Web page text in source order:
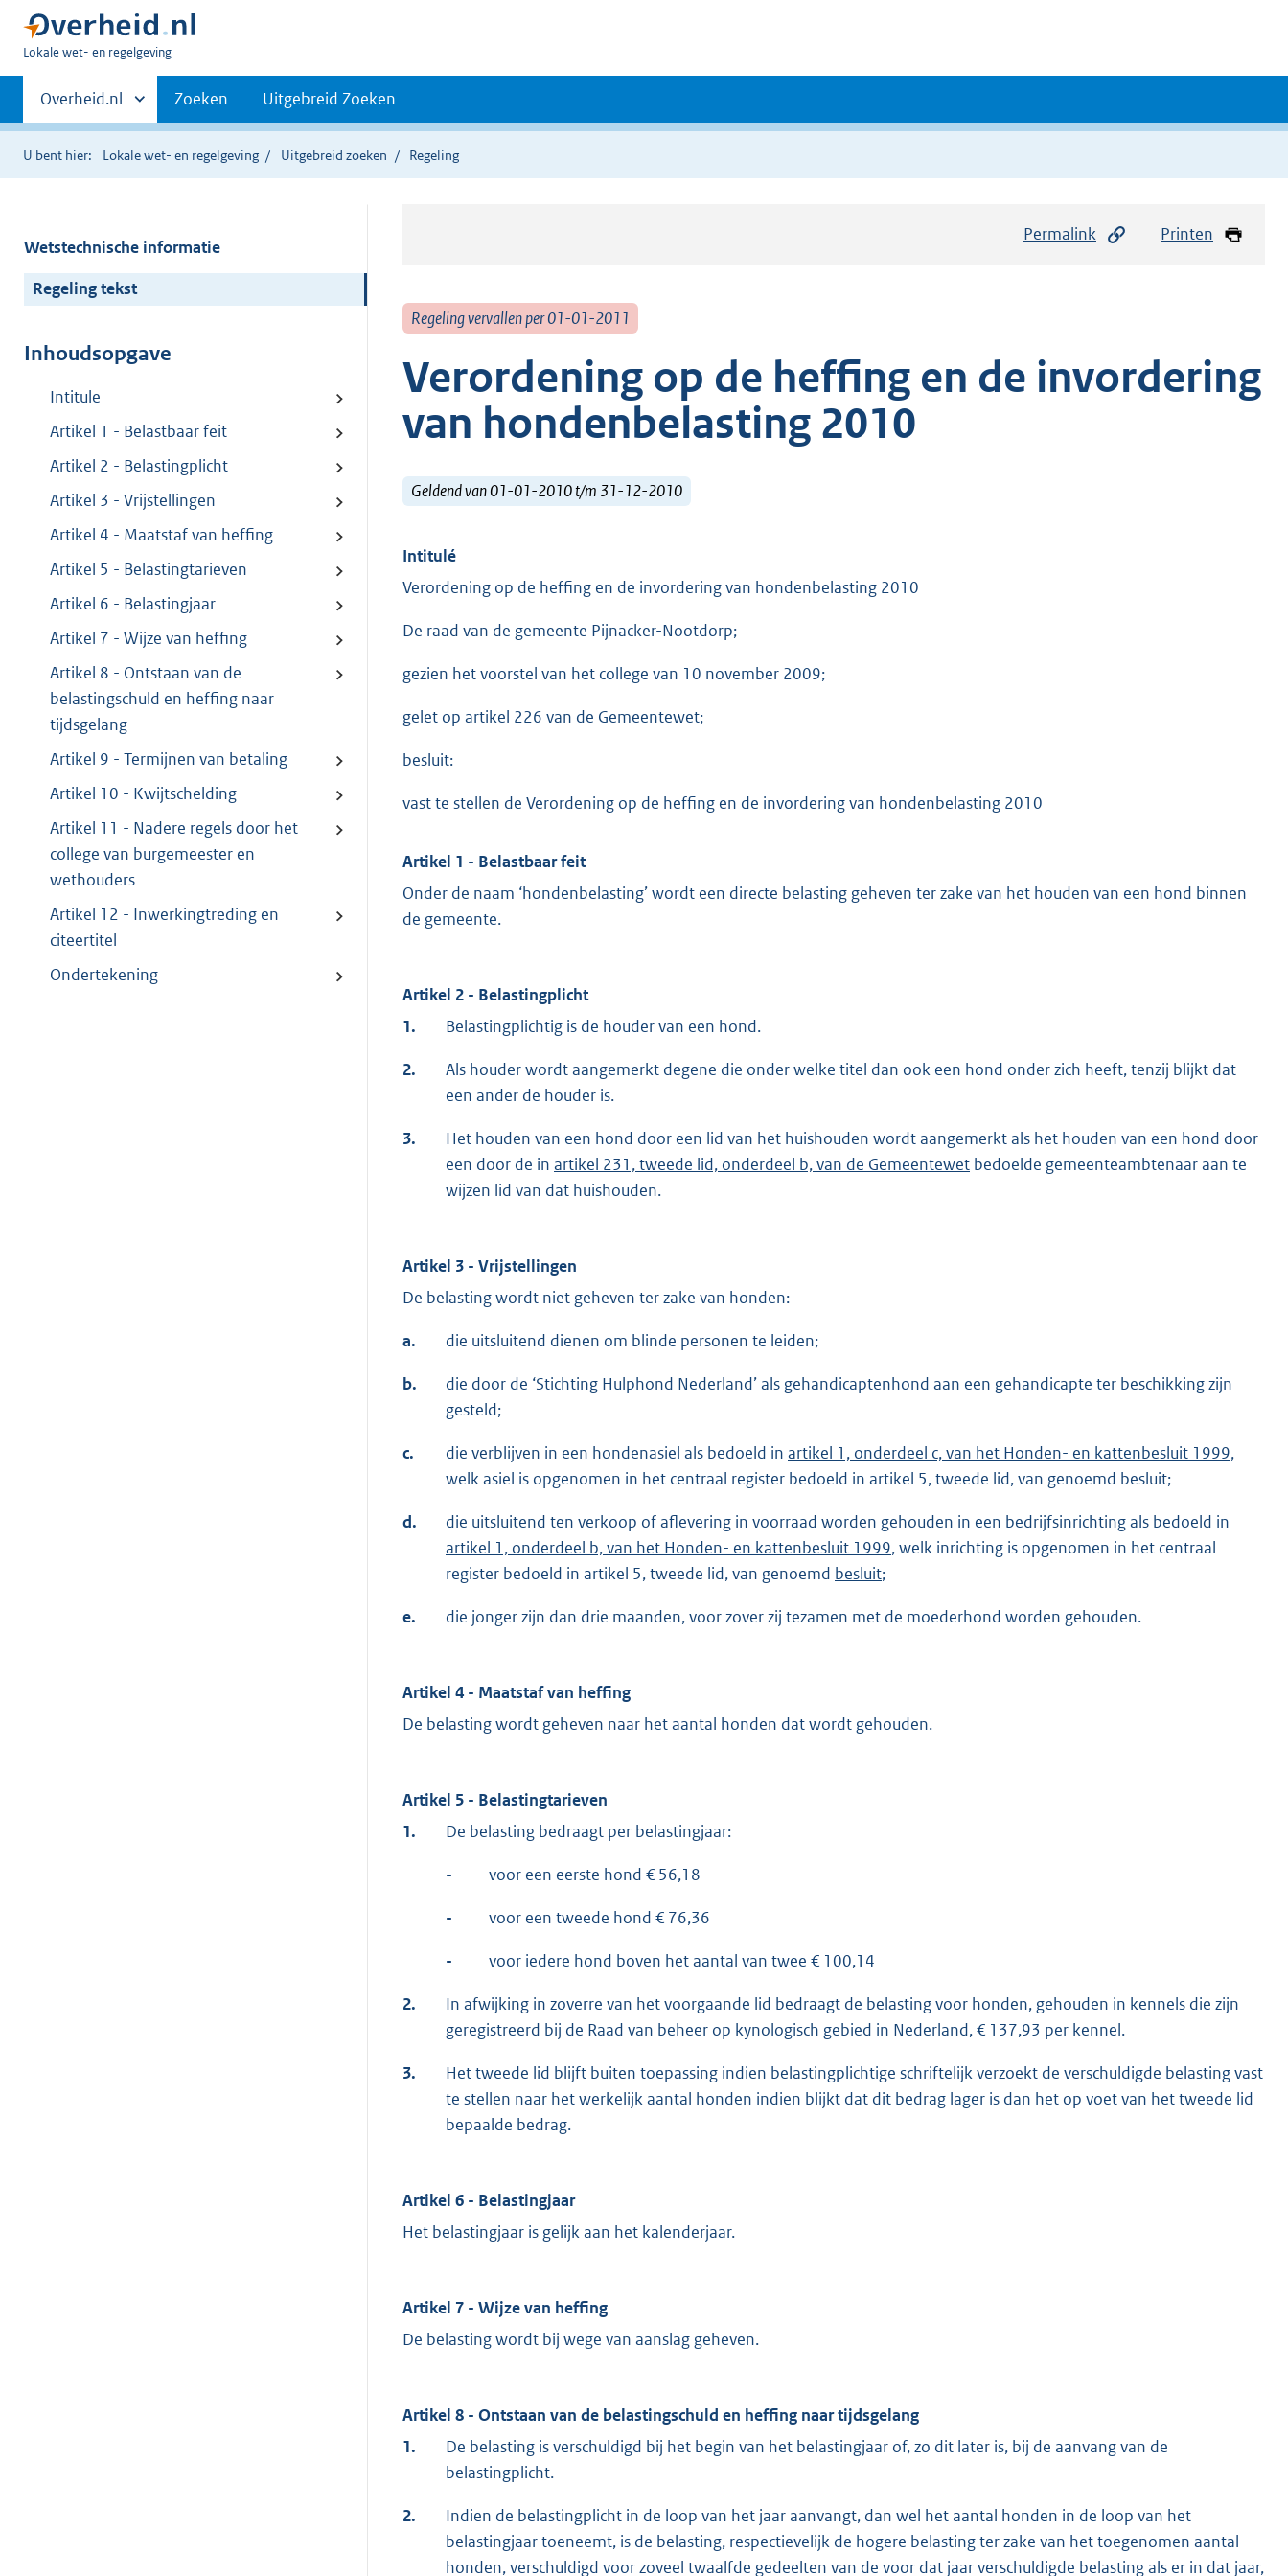
U
hier:
Lokale wet- en regelgeving
Primaire
navigatie
Andere
sites
binnen
Overheid.nl Zoeken Uitgebreid Zoeken
U bent hier: Lokale wet- en regelgeving Uitgebreid zoeken Regeling
Wetstechnische informatie
Regeling tekst
Inhoudsopgave
Intitule
Artikel 1 - Belastbaar feit
Artikel 2 - Belastingplicht
Artikel 3 - Vrijstellingen
Artikel 4 - Maatstaf van heffing
Artikel 5 - Belastingtarieven
Artikel 6 - Belastingjaar
Artikel 7 - Wijze van heffing
Artikel 8 - Ontstaan van de
belastingschuld en heffing naar
tijdsgelang
Artikel 9 - Termijnen van betaling
Artikel 10 - Kwijtschelding
Artikel 11 - Nadere regels door het
college van burgemeester en
wethouders
Artikel 12 - Inwerkingtreding en
citeertitel
Ondertekening
Permalink Printen
Regeling vervallen per 01-01-2011
Verordening op de heffing en de invordering
van hondenbelasting 2010
Geldend van 01-01-2010 t/m 31-12-2010
Intitulé
Verordening op de heffing en de invordering van hondenbelasting 2010
De raad van de gemeente Pijnacker-Nootdorp;
gezien het voorstel van het college van 10 november 2009;
gelet op artikel 226 van de Gemeentewet;
besluit:
vast te stellen de Verordening op de heffing en de invordering van hondenbelasting 2010
Artikel 1 - Belastbaar feit
Onder de naam ‘hondenbelasting’ wordt een directe belasting geheven ter zake van het houden van een hond binnen
de gemeente.
Artikel 2 - Belastingplicht
1.
Belastingplichtig is de houder van een hond.
2.
Als houder wordt aangemerkt degene die onder welke titel dan ook een hond onder zich heeft, tenzij blijkt dat
een ander de houder is.
3.
Het houden van een hond door een lid van het huishouden wordt aangemerkt als het houden van een hond door
een door de in artikel 231, tweede lid, onderdeel b, van de Gemeentewet bedoelde gemeenteambtenaar aan te
wijzen lid van dat huishouden.
Artikel 3 - Vrijstellingen
De belasting wordt niet geheven ter zake van honden:
a. die uitsluitend dienen om blinde personen te leiden;
b.
die door de ‘Stichting Hulphond Nederland’ als gehandicaptenhond aan een gehandicapte ter beschikking zijn
gesteld;
c. die verblijven in een hondenasiel als bedoeld in artikel 1, onderdeel c, van het Honden- en kattenbesluit 1999,
welk asiel is opgenomen in het centraal register bedoeld in artikel 5, tweede lid, van genoemd besluit;
d.
die uitsluitend ten verkoop of aflevering in voorraad worden gehouden in een bedrijfsinrichting als bedoeld in
artikel 1, onderdeel b, van het Honden- en kattenbesluit 1999, welk inrichting is opgenomen in het centraal
register bedoeld in artikel 5, tweede lid, van genoemd besluit;
e. die jonger zijn dan drie maanden, voor zover zij tezamen met de moederhond worden gehouden.
Artikel 4 - Maatstaf van heffing
De belasting wordt geheven naar het aantal honden dat wordt gehouden.
Artikel 5 - Belastingtarieven
1.
De belasting bedraagt per belastingjaar:
- voor een eerste hond € 56,18
- voor een tweede hond € 76,36
- voor iedere hond boven het aantal van twee € 100,14
2.
In afwijking in zoverre van het voorgaande lid bedraagt de belasting voor honden, gehouden in kennels die zijn
geregistreerd bij de Raad van beheer op kynologisch gebied in Nederland, € 137,93 per kennel.
3.
Het tweede lid blijft buiten toepassing indien belastingplichtige schriftelijk verzoekt de verschuldigde belasting vast
te stellen naar het werkelijk aantal honden indien blijkt dat dit bedrag lager is dan het op voet van het tweede lid
bepaalde bedrag.
Artikel 6 - Belastingjaar
Het belastingjaar is gelijk aan het kalenderjaar.
Artikel 7 - Wijze van heffing
De belasting wordt bij wege van aanslag geheven.
Artikel 8 - Ontstaan van de belastingschuld en heffing naar tijdsgelang
1.
De belasting is verschuldigd bij het begin van het belastingjaar of, zo dit later is, bij de aanvang van de
belastingplicht.
2.
Indien de belastingplicht in de loop van het jaar aanvangt, dan wel het aantal honden in de loop van het
belastingjaar toeneemt, is de belasting, respectievelijk de hogere belasting ter zake van het toegenomen aantal
honden, verschuldigd voor zoveel twaalfde gedeelten van de voor dat jaar verschuldigde belasting als er in dat jaar,